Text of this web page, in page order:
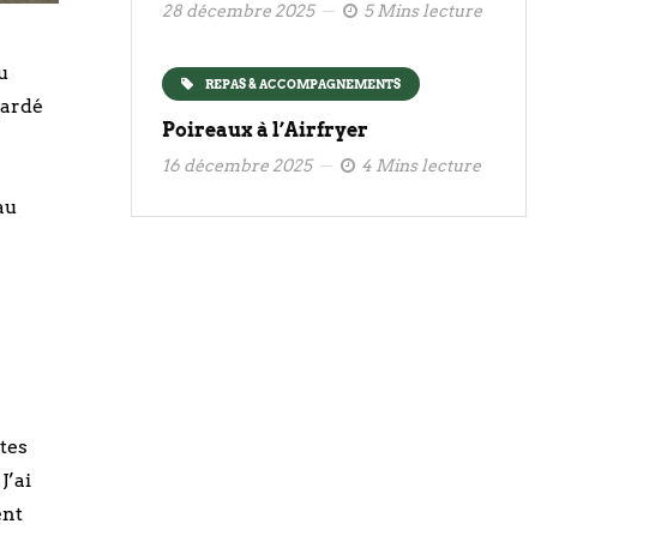
28 décembre 2025 5 Mins lecture
REPAS & ACCOMPAGNEMENTS
Poireaux à l’Airfryer
16 décembre 2025 4 Mins lecture